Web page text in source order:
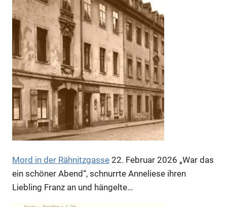
Mord in der Rähnitzgasse 22. Februar 2026 „War das
ein schöner Abend“, schnurrte Anneliese ihren
Liebling Franz an und hängelte…